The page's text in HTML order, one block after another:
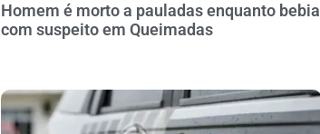
Homem é morto a pauladas enquanto bebia
com suspeito em Queimadas